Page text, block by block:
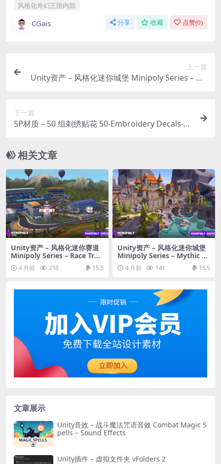
风格化奇幻王国内部
CGais 分享 收藏 点赞(0)
上一篇
Unity资产 – 风格化迷你城堡 Minipoly Series – My
下一篇
SP材质 – 50 组刺绣贴花 50-Embroidery Decals-S
相关文章
Unity资产 – 风格化迷你赛道
Minipoly Series – Race Trac
k ( Stylized Lowpoly Enviro
nment )
4 月前 218 15.5
Unity资产 – 风格化迷你城堡
Minipoly Series – Mythic Ca
stle ( Stylized Lowpoly Envi
ronment )
4 月前 141 15.5
文章展示
Unity音效 – 战斗魔法咒语音效 Combat Magic S
pells – Sound Effects
Unity插件 – 虚拟文件夹 vFolders 2